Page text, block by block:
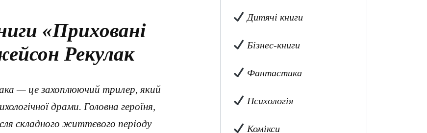
«Приховані
Рекулак
— це захоплюючий трилер, який
драми. Головна героїня,
складного життєвого періоду
Дитячі книги
Бізнес-книги
Фантастика
Психологія
Комікси